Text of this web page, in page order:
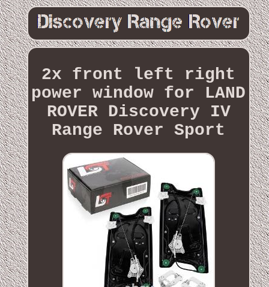
2x front left right
power window for LAND
ROVER Discovery IV
Range Rover Sport